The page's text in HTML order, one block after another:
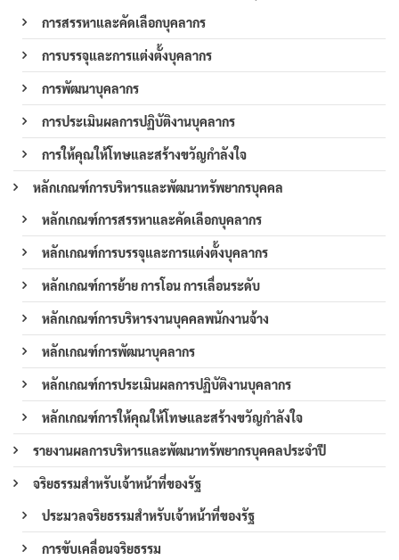
การสรรหาและคัดเลือกบุคลากร
การบรรจุและการแต่งตั้งบุคลากร
การพัฒนาบุคลากร
การประเมินผลการปฏิบัติงานบุคลากร
การให้คุณให้โทษและสร้างขวัญกำลังใจ
หลักเกณฑ์การบริหารและพัฒนาทรัพยากรบุคคล
หลักเกณฑ์การสรรหาและคัดเลือกบุคลากร
หลักเกณฑ์การบรรจุและการแต่งตั้งบุคลากร
หลักเกณฑ์การย้าย การโอน การเลื่อนระดับ
หลักเกณฑ์การบริหารงานบุคคลพนักงานจ้าง
หลักเกณฑ์การพัฒนาบุคลากร
หลักเกณฑ์การประเมินผลการปฏิบัติงานบุคลากร
หลักเกณฑ์การให้คุณให้โทษและสร้างขวัญกำลังใจ
รายงานผลการบริหารและพัฒนาทรัพยากรบุคคลประจำปี
จริยธรรมสำหรับเจ้าหน้าที่ของรัฐ
ประมวลจริยธรรมสำหรับเจ้าหน้าที่ของรัฐ
การขับเคลื่อนจริยธรรม